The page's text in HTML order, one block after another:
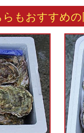
らもおすすめ